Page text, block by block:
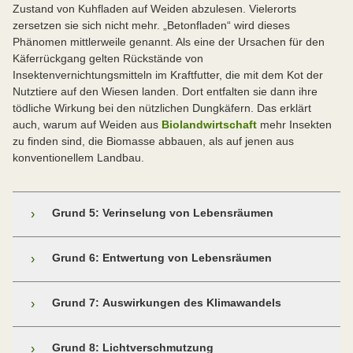
Insekten verschwinden aus unserer Landschaft.
Zustand von Kuhfladen auf Weiden abzulesen. Vielerorts
zersetzen sie sich nicht mehr. „Betonfladen“ wird dieses
Phänomen mittlerweile genannt. Als eine der Ursachen für den
Käferrückgang gelten Rückstände von
Insektenvernichtungsmitteln im Kraftfutter, die mit dem Kot der
Nutztiere auf den Wiesen landen. Dort entfalten sie dann ihre
tödliche Wirkung bei den nützlichen Dungkäfern. Das erklärt
auch, warum auf Weiden aus Biolandwirtschaft mehr Insekten
zu finden sind, die Biomasse abbauen, als auf jenen aus
konventionellem Landbau.
› Grund 5: Verinselung von Lebensräumen
Immer mehr Siedlungen, Straßen, Gleise, Staustufen
› Grund 6: Entwertung von Lebensräumen
Landauf, landab wird die landwirtschaftliche Nutzung
› Grund 7: Auswirkungen des Klimawandels
Auch in Deutschland ist die Klimaerwärmung im vollen
› Grund 8: Lichtverschmutzung